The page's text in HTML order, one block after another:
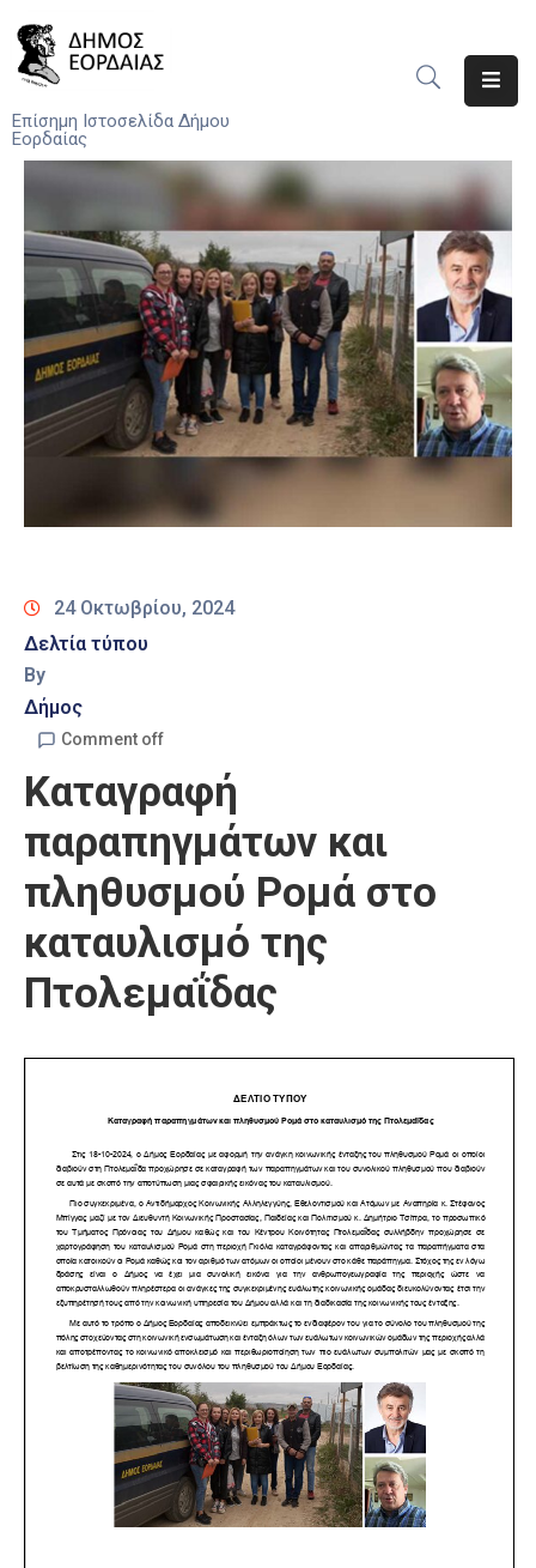
Επίσημη Ιστοσελίδα Δήμου
Εορδαίας
Ο
Νέα
Υπηρεσίες
Δήμου
Προσκλήσεις
Αποφάσεις
Τηλέφωνα
24 Οκτωβρίου, 2024
Δελτία τύπου
By
Δήμος
Comment off
Καταγραφή
παραπηγμάτων και
πληθυσμού Ρομά στο
καταυλισμό της
Πτολεμαΐδας